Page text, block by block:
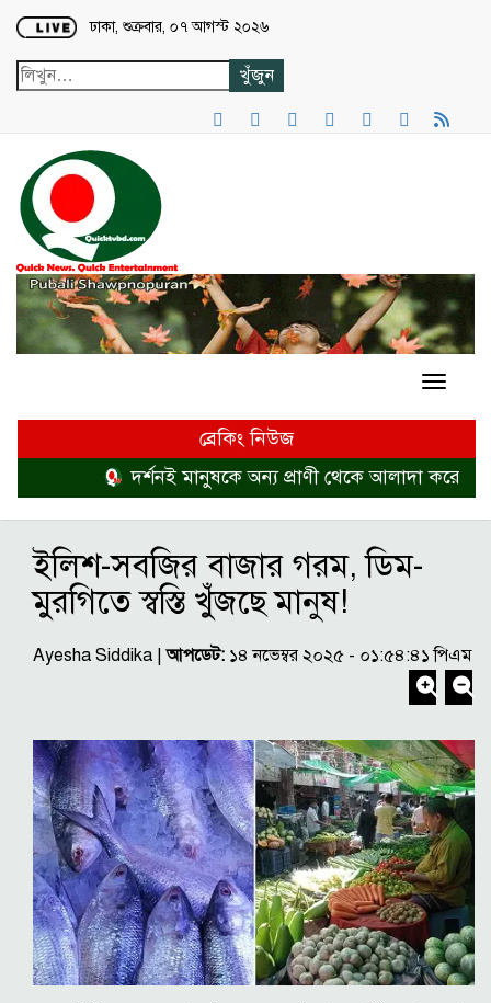
Loading...
ঢাকা, শুক্রবার, ০৭ আগস্ট ২০২৬
ব্রেকিং নিউজ
দর্শনই মানুষকে অন্য প্রাণী থেকে আলাদা করে
ইলিশ-সবজির বাজার গরম, ডিম-
মুরগিতে স্বস্তি খুঁজছে মানুষ!
Ayesha Siddika |আপডেট: ১৪ নভেম্বর ২০২৫ - ০১:৫৪:৪১ পিএম